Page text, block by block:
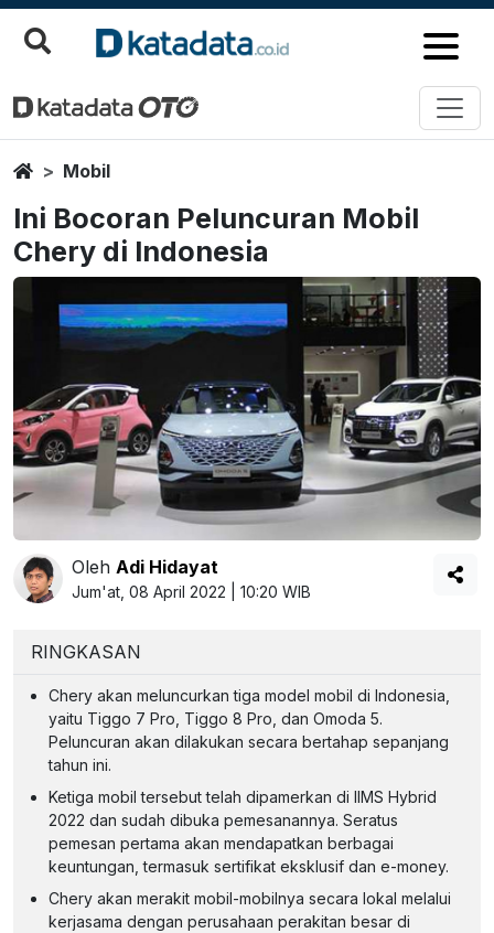
HomeMobil
Ini Bocoran Peluncuran Mobil
Chery di Indonesia
Oleh Adi Hidayat
Jum'at, 08 April 2022 | 10:20 WIB
RINGKASAN
Chery akan meluncurkan tiga model mobil di Indonesia,
yaitu Tiggo 7 Pro, Tiggo 8 Pro, dan Omoda 5.
Peluncuran akan dilakukan secara bertahap sepanjang
tahun ini.
Ketiga mobil tersebut telah dipamerkan di IIMS Hybrid
2022 dan sudah dibuka pemesanannya. Seratus
pemesan pertama akan mendapatkan berbagai
keuntungan, termasuk sertifikat eksklusif dan e-money.
Chery akan merakit mobil-mobilnya secara lokal melalui
kerjasama dengan perusahaan perakitan besar di